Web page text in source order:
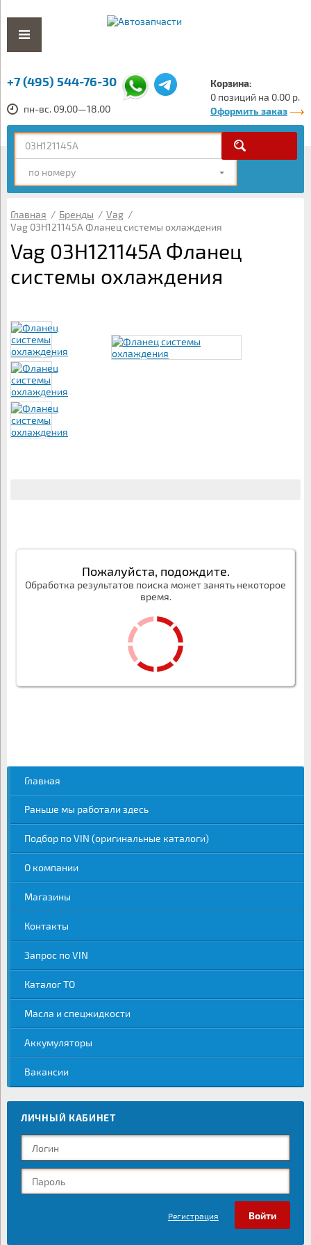
+7 (495) 544-76-30
пн-вс. 09.00—18.00
Корзина:
0 позиций на 0.00 р.
Оформить заказ
по номеру
Главная / Бренды / Vag /
Vag 03H121145A Фланец системы охлаждения
Vag 03H121145A Фланец
системы охлаждения
Пожалуйста, подождите.
Обработка результатов поиска может занять некоторое
время.
Главная
Раньше мы работали здесь
Подбор по VIN (оригинальные каталоги)
О компании
Магазины
Контакты
Запрос по VIN
Каталог ТО
Масла и спецжидкости
Аккумуляторы
Вакансии
ЛИЧНЫЙ КАБИНЕТ
Регистрация